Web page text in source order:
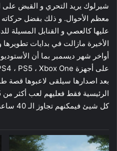
شيرلوك يريد التحري و القبض على
معظم الأحوال. و ذلك بفضل حركاته
عليها كالعصي و القنابل المسيلة
الأخيرة مازالت في بدايات
بعد اصدارها سيلقى لاعبوها قصة
كل شيئ فيمكنهم تجاوز الـ 40 ساعة.